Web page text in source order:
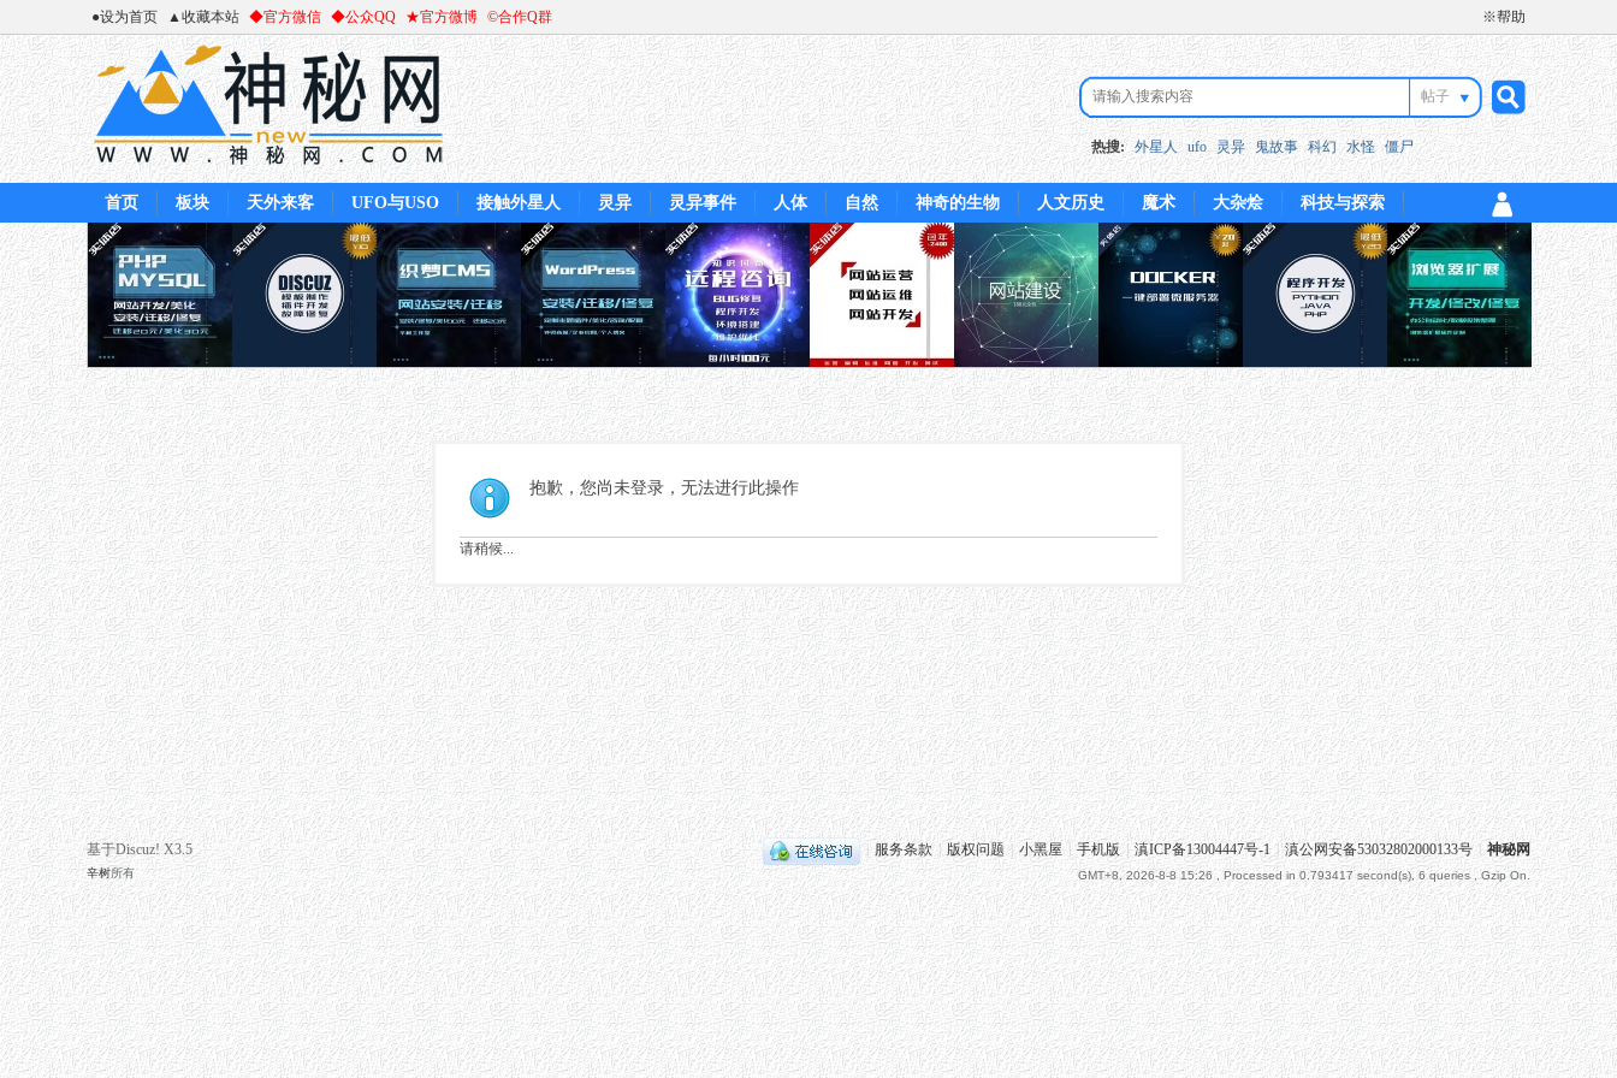
●设为首页 ▲收藏本站 ◆官方微信 ◆公众QQ ★官方微博 ©合作Q群 ※帮助
帖子
搜
索
热搜: 外星人 ufo 灵异 鬼故事 科幻 水怪 僵尸
首页 板块 天外来客 UFO与USO 接触外星人 灵异 灵异事件 人体 自然 神奇的生物 人文历史 魔术 大杂烩 科技与探索
抱歉，您尚未登录，无法进行此操作
请稍候...
服务条款 版权问题 | 小黑屋 手机版 滇ICP备13004447号-1 | 滇公网安备53032802000133号 神秘网
GMT+8, 2026-8-8 15:26, Processed in 0.793417 second(s), 6 queries , Gzip On.
基于Discuz! X3.5
辛树所有